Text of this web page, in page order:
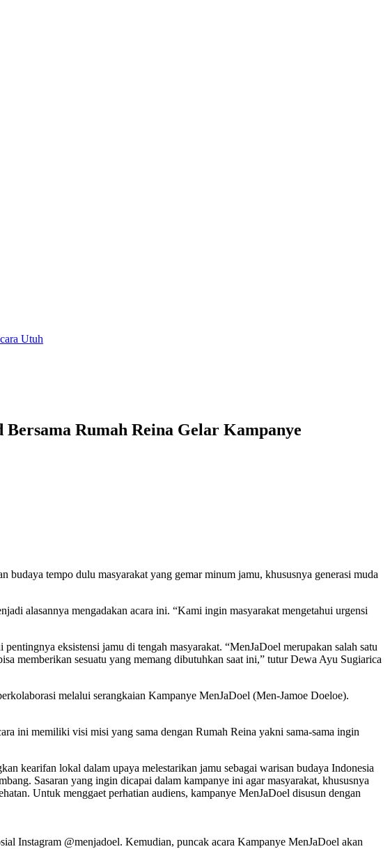
Utuh
Rumah Reina Gelar Kampanye
tempo dulu masyarakat yang gemar minum jamu, khususnya generasi muda
alasannya mengadakan acara ini. “Kami ingin masyarakat mengetahui urgensi
eksistensi jamu di tengah masyarakat. “MenJaDoel merupakan salah satu
memberikan sesuatu yang memang dibutuhkan saat ini,” tutur Dewa Ayu Sugiarica
melalui serangkaian Kampanye MenJaDoel (Men-Jamoe Doeloe).
ini memiliki visi misi yang sama dengan Rumah Reina yakni sama-sama ingin
kearifan lokal dalam upaya melestarikan jamu sebagai warisan budaya Indonesia
Sasaran yang ingin dicapai dalam kampanye ini agar masyarakat, khususnya
Untuk menggaet perhatian audiens, kampanye MenJaDoel disusun dengan
Instagram @menjadoel. Kemudian, puncak acara Kampanye MenJaDoel akan